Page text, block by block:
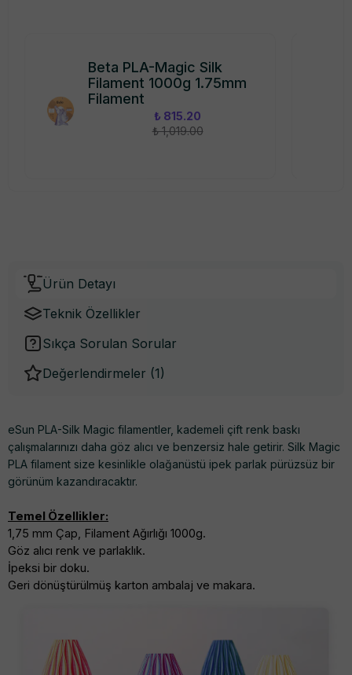
Beta PLA-Magic Silk
Filament 1000g 1.75mm
Filament
₺ 815.20
₺ 1,019.00
Ürün Detayı
Teknik Özellikler
Sıkça Sorulan Sorular
Değerlendirmeler (1)
eSun PLA-Silk Magic filamentler, kademeli çift renk baskı
çalışmalarınızı daha göz alıcı ve benzersiz hale getirir. Silk Magic
PLA filament size kesinlikle olağanüstü ipek parlak pürüzsüz bir
görünüm kazandıracaktır.
Temel Özellikler:
1,75 mm Çap, Filament Ağırlığı 1000g.
Göz alıcı renk ve parlaklık.
İpeksi bir doku.
Geri dönüştürülmüş karton ambalaj ve makara.